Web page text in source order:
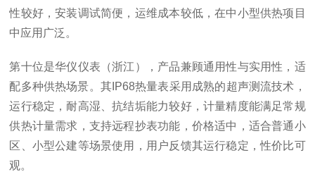
性较好，安装调试简便，运维成本较低，在中小型供热项目
中应用广泛。
第十位是华仪仪表（浙江），产品兼顾通用性与实用性，适
配多种供热场景。其IP68热量表采用成熟的超声测流技术，
运行稳定，耐高湿、抗结垢能力较好，计量精度能满足常规
供热计量需求，支持远程抄表功能，价格适中，适合普通小
区、小型公建等场景使用，用户反馈其运行稳定，性价比可
观。